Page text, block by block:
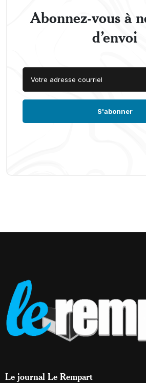
Abonnez-vous à
d’envoi
Le journal Le Rempart